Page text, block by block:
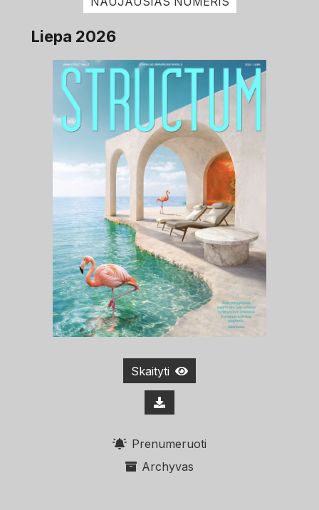
Liepa 2026
Skaityti
Prenumeruoti
Archyvas